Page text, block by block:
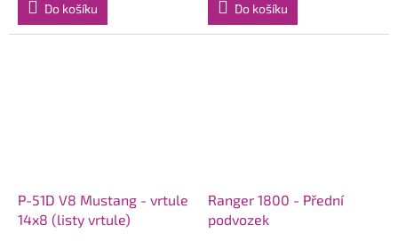
Do košíku Do košíku
P-51D V8 Mustang - vrtule
14x8 (listy vrtule)
Ranger 1800 - Přední
podvozek